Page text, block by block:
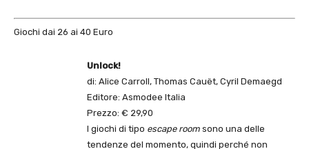
Giochi dai 26 ai 40 Euro
Unlock!
di: Alice Carroll, Thomas Cauët, Cyril Demaegd
Editore: Asmodee Italia
Prezzo: € 29,90
I giochi di tipo escape room sono una delle
tendenze del momento, quindi perché non